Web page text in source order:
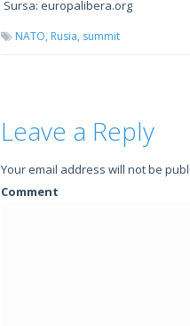
Sursa: europalibera.org
NATO, Rusia, summit
Leave a Reply
Your email address will not be
Comment